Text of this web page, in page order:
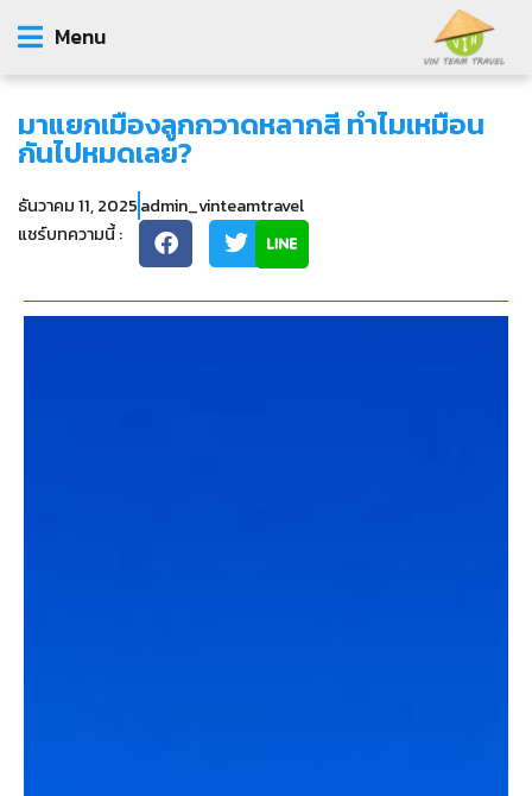
Menu
มาแยกเมืองลูกกวาดหลากสี ทำไมเหมือน
กันไปหมดเลย?
ธันวาคม 11, 2025admin_vinteamtravel
แชร์บทความนี้ :